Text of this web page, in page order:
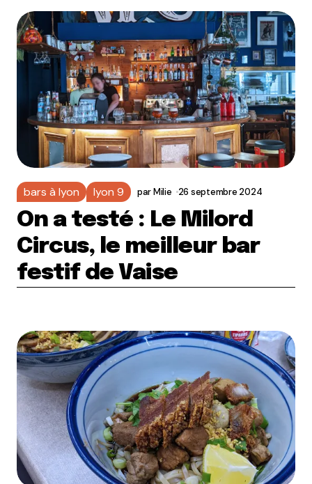
bars à lyon lyon 9 parMilie 26 septembre 2024
On a testé : Le Milord
Circus, le meilleur bar
festif de Vaise